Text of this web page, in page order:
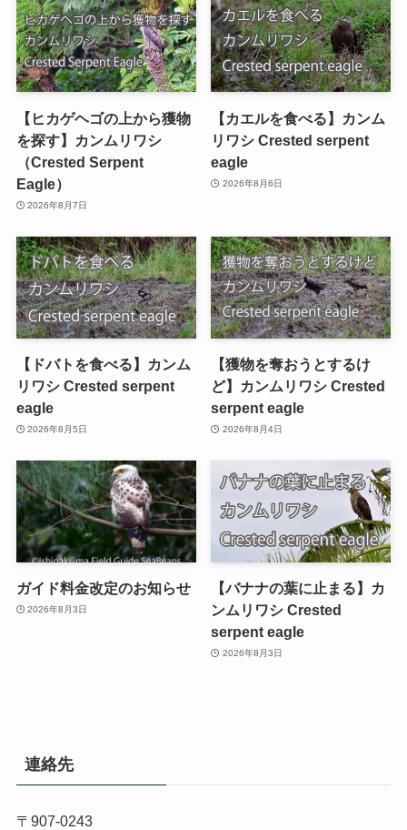
【ヒカゲヘゴの上から獲物
を探す】カンムリワシ
（Crested Serpent
Eagle）
2026年8月7日
【カエルを食べる】カンム
リワシ Crested serpent
eagle
2026年8月6日
【ドバトを食べる】カンム
リワシ Crested serpent
eagle
2026年8月5日
【獲物を奪おうとするけ
ど】カンムリワシ Crested
serpent eagle
2026年8月4日
ガイド料金改定のお知らせ
2026年8月3日
【バナナの葉に止まる】カ
ンムリワシ Crested
serpent eagle
2026年8月3日
連絡先
〒907-0243